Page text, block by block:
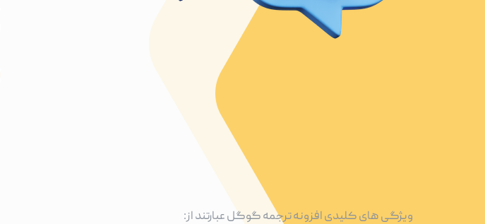
ویژگی های کلیدی افزونه ترجمه گوگل عبارتند از: